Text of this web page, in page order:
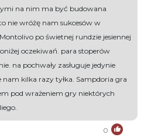
na nim ma być budowana
nie wróżę nam sukcesów w
po świetnej rundzie jesiennej
oczekiwań. para stoperów
na pochwały zasługuje jedynie
kilka razy tyłka. Sampdoria gra
pod wrażeniem gry niektórych
0